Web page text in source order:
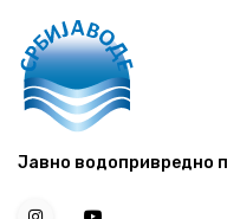
Јавно водопривредно